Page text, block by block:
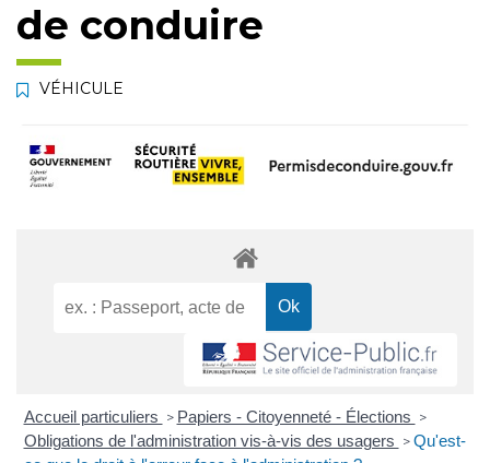
de conduire
VÉHICULE
Accueil particuliers > Papiers - Citoyenneté - Élections >
Obligations de l'administration vis-à-vis des usagers > Qu'est-